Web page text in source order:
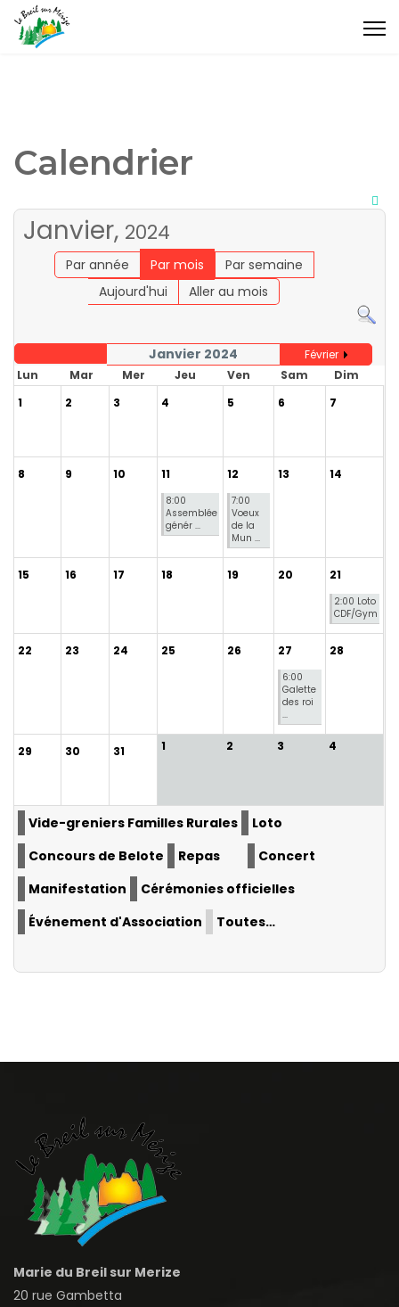
Calendrier
Janvier, 2024
Par année Par mois
Par semaine
Aujourd'hui
Aller au mois
Janvier 2024
Février
Lun
Mar Mer Jeu Ven Sam
Dim
1
2 3 4 5 6 7
8 9 10 11
8:00
Assemblée
génér ...
12
7:00
Voeux
de la
Mun ...
13 14
15 16 17 18 19 20 21
2:00 Loto
CDF/Gym
22 23 24 25 26 27
6:00
Galette
des roi
...
28
29 30 31 1 2 3 4
Vide-greniers Familles Rurales
Loto
Concours de Belote
Repas
Concert
Manifestation
Cérémonies officielles
Événement d'Association
Toutes…
Marie du Breil sur Merize
20 rue Gambetta